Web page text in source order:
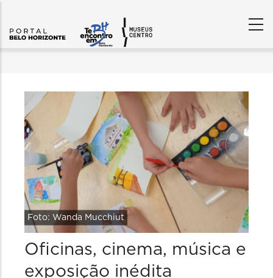
Foto: Wanda Mucchiut
Oficinas, cinema, música e
exposição inédita